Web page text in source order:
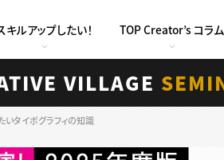
キルアップしたい！ TOP Creator’s コラム
VILLAGE
タイポグラフィの知識